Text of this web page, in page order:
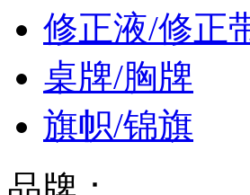
修正液/修正
桌牌/胸牌
旗帜/锦旗